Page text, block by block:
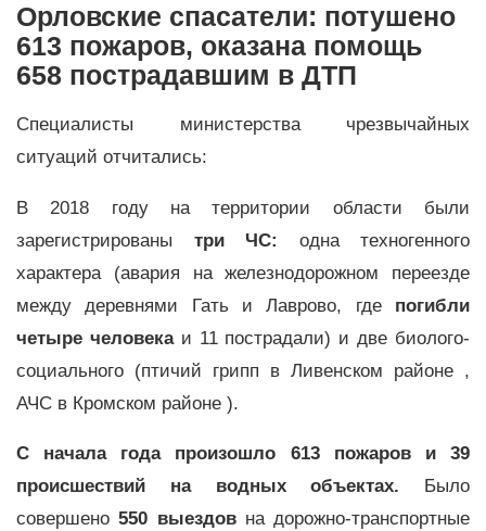
Орловские спасатели: потушено
613 пожаров, оказана помощь
658 пострадавшим в ДТП
Специалисты министерства чрезвычайных
ситуаций отчитались:
В 2018 году на территории области были
зарегистрированы три ЧС:
одна техногенного
характера (авария на железнодорожном переезде
между деревнями Гать и Лаврово, где погибли
четыре человекаи 11 пострадали) и две биолого-
социального (птичий грипп в Ливенском районе ,
АЧС в Кромском районе ).
С начала года произошло 613 пожаров и 39
происшествий на водных объектах.
Было
совершено 550 выездов на дорожно-транспортные